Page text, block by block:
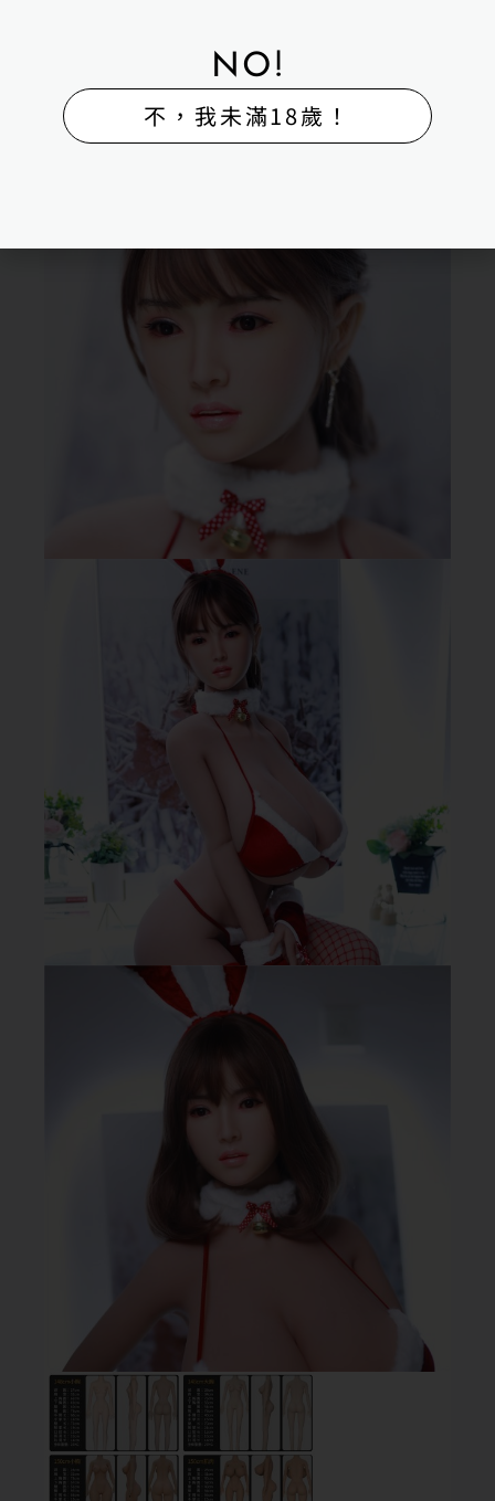
NO!
不，我未滿18歲！